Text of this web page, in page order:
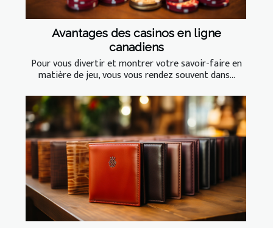
Avantages des casinos en ligne
canadiens
Pour vous divertir et montrer votre savoir-faire en
matière de jeu, vous vous rendez souvent dans...